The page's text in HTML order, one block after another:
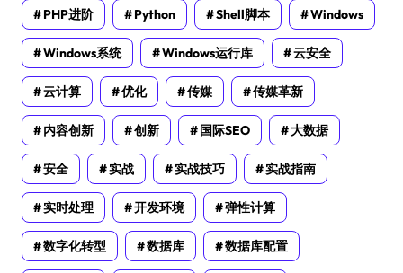
PHP进阶 Python Shell脚本 Windows
Windows系统 Windows运行库 云安全
云计算 优化 传媒 传媒革新
内容创新 创新 国际SEO 大数据
安全 实战 实战技巧 实战指南
实时处理 开发环境 弹性计算
数字化转型 数据库 数据库配置